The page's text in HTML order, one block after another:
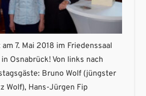
7. Mai 2018 im Friedenssaal
Osnabrück! Von links nach
Bruno Wolf (jüngster
Wolf), Hans-Jürgen Fip